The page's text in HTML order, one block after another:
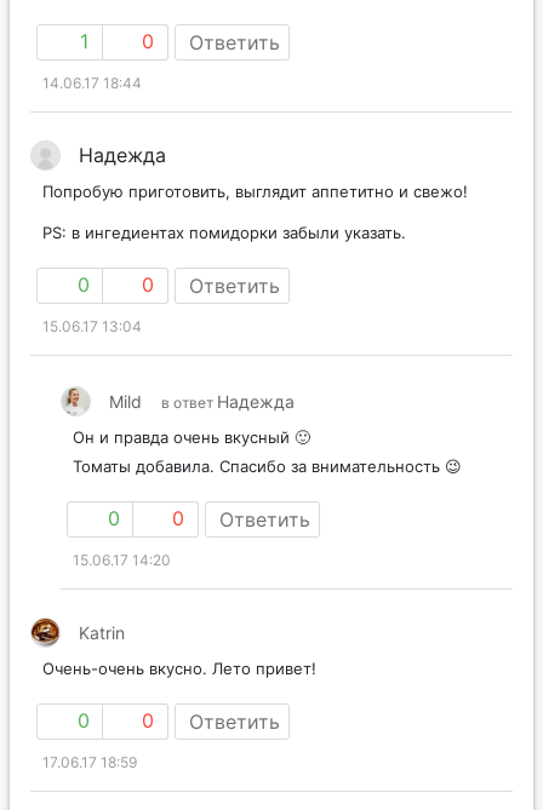
1 0 Ответить
14.06.17 18:44
Надежда
Попробую приготовить, выглядит аппетитно и свежо!
PS: в ингедиентах помидорки забыли указать.
0 0 Ответить
15.06.17 13:04
Mild в ответ Надежда
Он и правда очень вкусный 🙂
Томаты добавила. Спасибо за внимательность 😉
0 0 Ответить
15.06.17 14:20
Katrin
Очень-очень вкусно. Лето привет!
0 0 Ответить
17.06.17 18:59